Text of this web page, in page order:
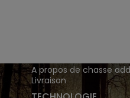
A propos de chasse
Livraison